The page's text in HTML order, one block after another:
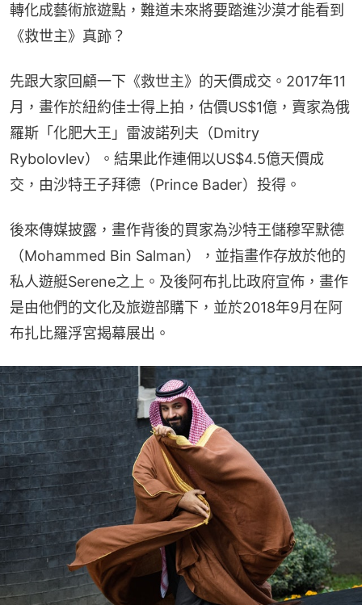
轉化成藝術旅遊點，難道未來將要踏進沙漠才能看到
《救世主》真跡？
先跟大家回顧一下《救世主》的天價成交。2017年11
月，畫作於紐約佳士得上拍，估價US$1億，賣家為俄
羅斯「化肥大王」雷波諾列夫（Dmitry
Rybolovlev）。結果此作連佣以US$4.5億天價成
交，由沙特王子拜德（Prince Bader）投得。
後來傳媒披露，畫作背後的買家為沙特王儲穆罕默德
（Mohammed Bin Salman），並指畫作存放於他的
私人遊艇Serene之上。及後阿布扎比政府宣佈，畫作
是由他們的文化及旅遊部購下，並於2018年9月在阿
布扎比羅浮宮揭幕展出。